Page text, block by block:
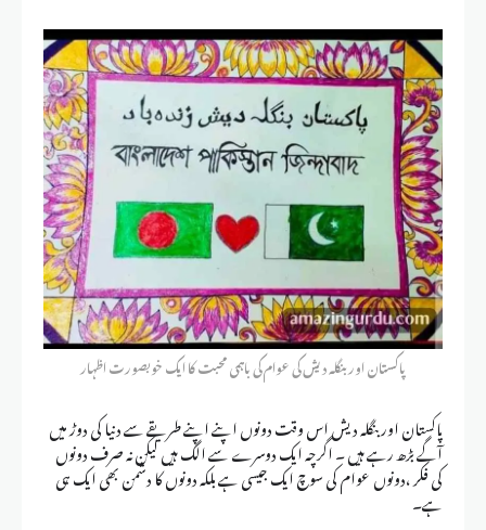
پاکستان اور بنگلہ دیش کی عوام کی باہمی محبت کا ایک خوبصورت اظہار
پاکستان اور بنگلہ دیش اس وقت دونوں اپنے اپنے طریقے سے دنیا کی دوڑ میں
آگے بڑھ رہے ہیں ۔ اگرچہ ایک دوسرے سے الگ ہیں لیکن نہ صرف دونوں
کی فکر ،دونوں عوام کی سوچ ایک جیسی ہے بلکہ دونوں کا دشمن بھی ایک ہی
ہے۔